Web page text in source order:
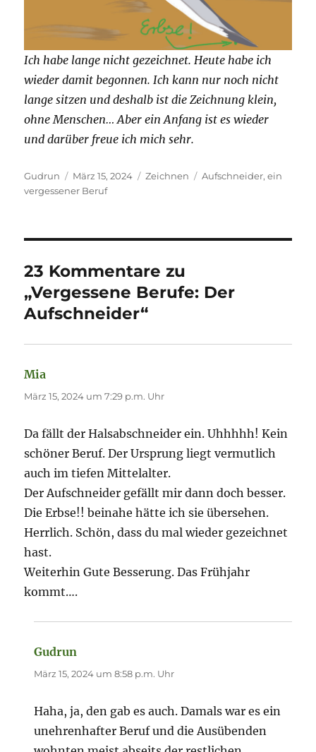
Ich habe lange nicht gezeichnet. Heute habe ich
wieder damit begonnen. Ich kann nur noch nicht
lange sitzen und deshalb ist die Zeichnung klein,
ohne Menschen… Aber ein Anfang ist es wieder
und darüber freue ich mich sehr.
Autor
Gudrun
Veröffentlicht
am
März 15, 2024 Kategorien
Zeichnen Schlagwörter
Aufschneider,ein
vergessener Beruf
23 Kommentare zu
„Vergessene Berufe: Der
Aufschneider“
Mia
März 15, 2024 um 7:29 p.m. Uhr
Da fällt der Halsabschneider ein. Uhhhhh! Kein
schöner Beruf. Der Ursprung liegt vermutlich
auch im tiefen Mittelalter.
Der Aufschneider gefällt mir dann doch besser.
Die Erbse!! beinahe hätte ich sie übersehen.
Herrlich. Schön, dass du mal wieder gezeichnet
hast.
Weiterhin Gute Besserung. Das Frühjahr
kommt….
Gudrun
März 15, 2024 um 8:58 p.m. Uhr
Haha, ja, den gab es auch. Damals war es ein
unehrenhafter Beruf und die Ausübenden